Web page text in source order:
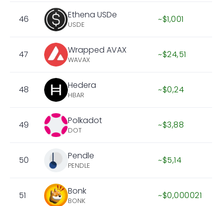
46 Ethena USDe
USDE ~$1,001
47 Wrapped AVAX
WAVAX ~$24,51
48 Hedera
HBAR ~$0,24
49 Polkadot
DOT ~$3,88
50 Pendle
PENDLE ~$5,14
51 Bonk
BONK ~$0,000021